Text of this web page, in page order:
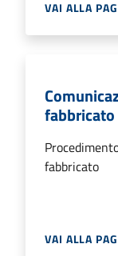
VAI ALLA
fabbricato
fabbricato
VAI ALLA